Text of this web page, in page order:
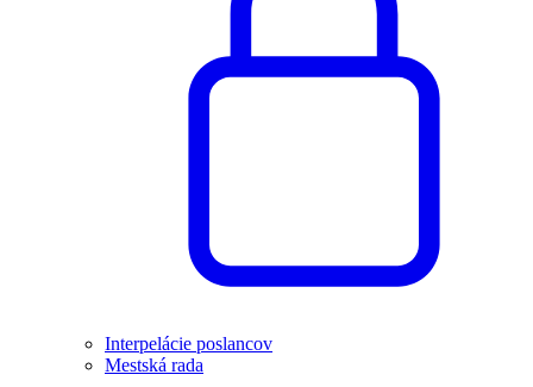
Interpelácie poslancov
Mestská rada